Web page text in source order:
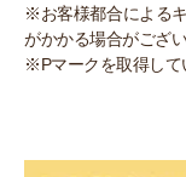
※お客様都合による
がかかる場合がござい
※Pマークを取得して